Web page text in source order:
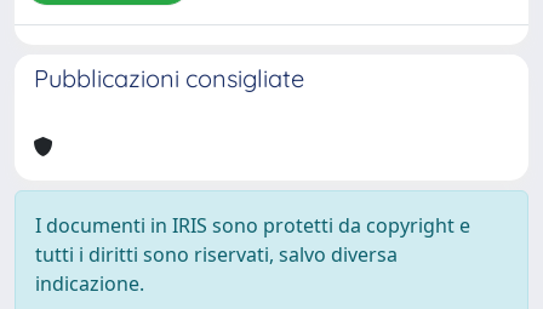
Pubblicazioni consigliate
I documenti in IRIS sono protetti da copyright e
tutti i diritti sono riservati, salvo diversa
indicazione.